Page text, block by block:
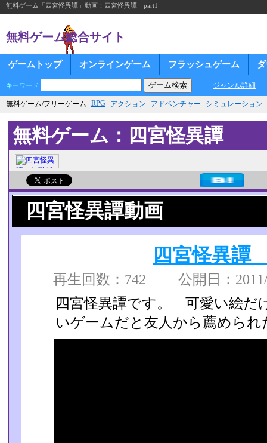
無料ゲーム「四宮怪異譚」動画：四宮怪異譚 part1
無料ゲーム総合サイト
ゲームトップ オンラインゲーム フラッシュゲーム
キーワード ジャンル詳細
無料ゲーム/フリーゲーム RPG アクション アドベンチャー シミュレーション
無料ゲーム：四宮怪異譚
四宮怪異譚動画
四宮怪異
再生回数：742 公開日：
四宮怪異譚です。 可愛い絵だ
いゲームだと友人から薦めら